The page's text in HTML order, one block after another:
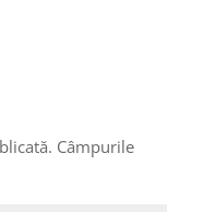
Câmpurile